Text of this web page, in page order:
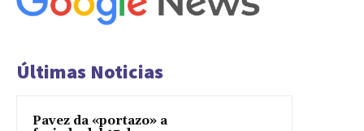
Últimas Noticias
Pavez da «portazo» a